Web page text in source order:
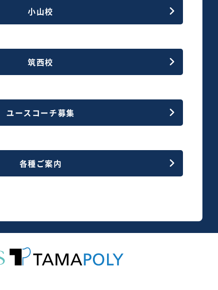
小山校
筑西校
ユースコーチ募集
各種ご案内